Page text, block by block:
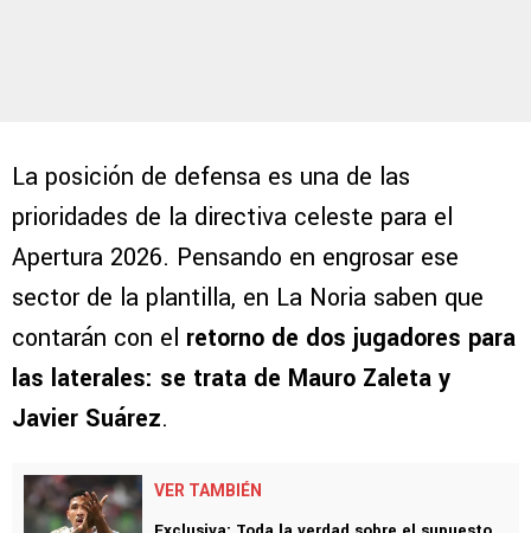
La posición de defensa es una de las
prioridades de la directiva celeste para el
Apertura 2026. Pensando en engrosar ese
sector de la plantilla, en La Noria saben que
contarán con el retorno de dos jugadores para
las laterales: se trata de Mauro Zaleta y
Javier Suárez.
VER TAMBIÉN